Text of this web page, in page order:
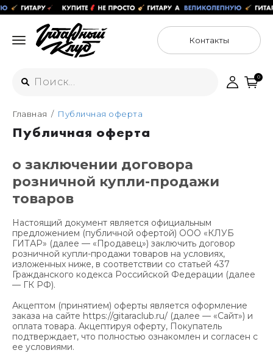
Контакты
Интернет-магазин
+7 (925) 125-54-44
+7 (925) 176-55-65
ул. Большая Новодмитровская 36с15,
"ФЛАКОН"
Санкт-Петербург
+7 (929) 179-15-49
Москва
+7 (925) 879-85-35
Санкт-Петербург
+7 (999) 213-51-93
0
Главная Публичная оферта
Публичная оферта
о заключении договора
розничной купли-продажи
товаров
Настоящий документ является официальным
предложением (публичной офертой) ООО «КЛУБ
ГИТАР» (далее — «Продавец») заключить договор
розничной купли-продажи товаров на условиях,
изложенных ниже, в соответствии со статьей 437
Гражданского кодекса Российской Федерации (далее
— ГК РФ).
Акцептом (принятием) оферты является оформление
заказа на сайте https://gitaraclub.ru/ (далее — «Сайт») и
оплата товара. Акцептируя оферту, Покупатель
подтверждает, что полностью ознакомлен и согласен с
ее условиями.